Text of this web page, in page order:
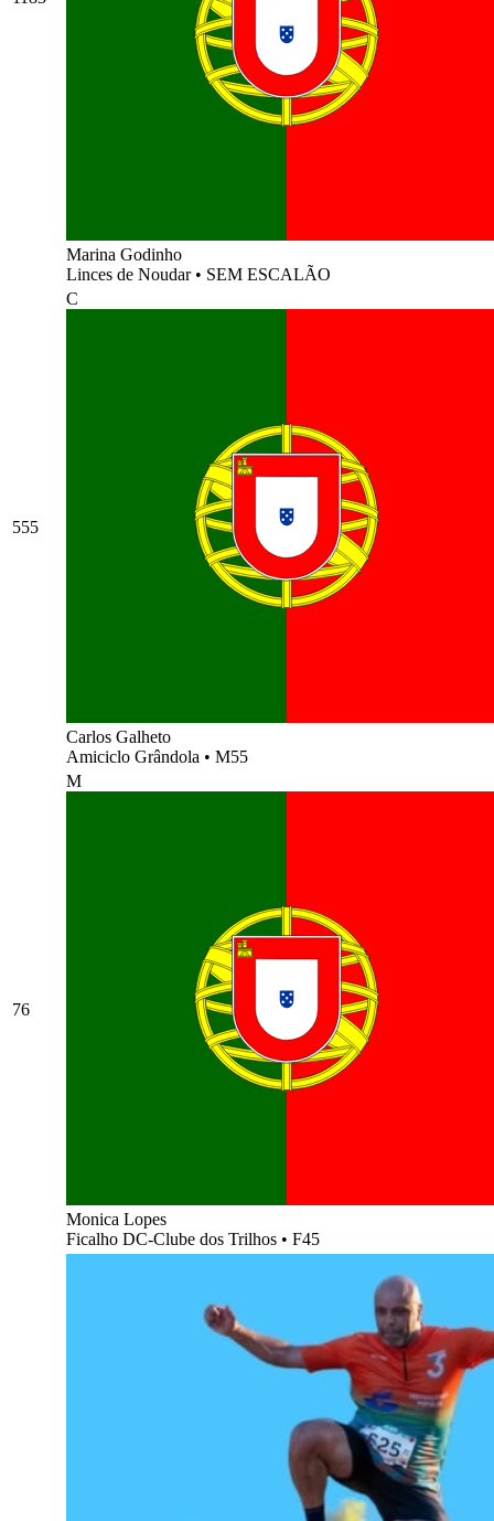
Marina Godinho
Linces de Noudar • SEM ESCALÃO
555
C
Carlos Galheto
Amiciclo Grândola • M55
76
M
Monica Lopes
Ficalho DC-Clube dos Trilhos • F45